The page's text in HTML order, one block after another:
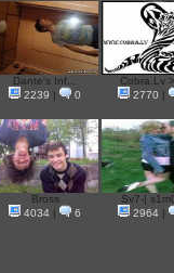
Dante's Inf...
2239
| 0
Cobra.Lv
2770
|
Bross
4034 | 6
Sv7-|
2964 |